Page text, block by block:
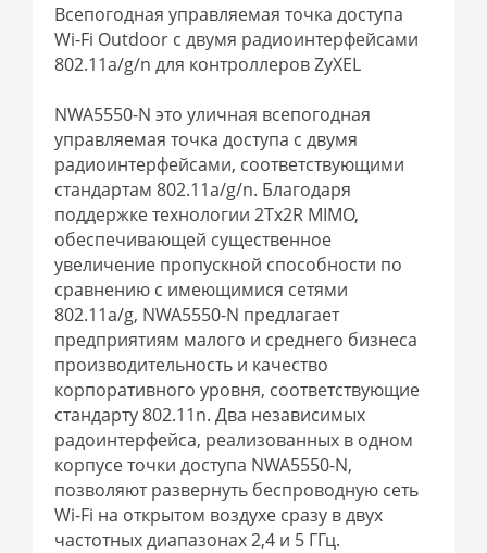
Всепогодная управляемая точка доступа
Wi-Fi Outdoor с двумя радиоинтерфейсами
802.11a/g/n для контроллеров ZyXEL
NWA5550-N это уличная всепогодная
управляемая точка доступа с двумя
радиоинтерфейсами, соответствующими
стандартам 802.11a/g/n. Благодаря
поддержке технологии 2Tx2R MIMO,
обеспечивающей существенное
увеличение пропускной способности по
сравнению с имеющимися сетями
802.11a/g, NWA5550-N предлагает
предприятиям малого и среднего бизнеса
производительность и качество
корпоративного уровня, соответствующие
стандарту 802.11n. Два независимых
радоинтерфейса, реализованных в одном
корпусе точки доступа NWA5550-N,
позволяют развернуть беспроводную сеть
Wi-Fi на открытом воздухе сразу в двух
частотных диапазонах 2,4 и 5 ГГц.